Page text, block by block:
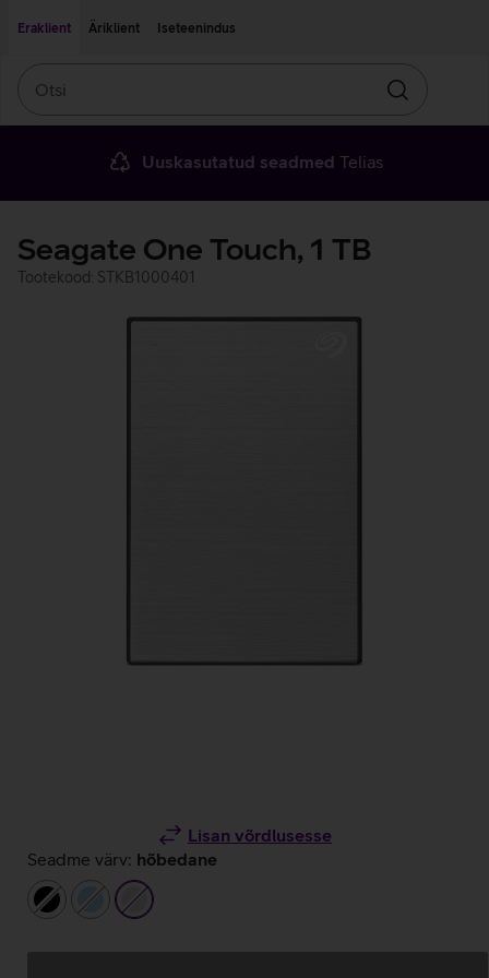
Eraklient
Äriklient Iseteenindus
Otsin
Uuskasutatud seadmed Telias
Seagate One Touch, 1 TB
Tootekood: STKB1000401
Lisan võrdlusesse
Seadme värv: hõbedane
must
helesininehõbedane